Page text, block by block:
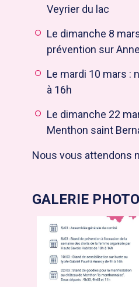
Veyrier du lac
Le dimanche 8
prévention sur
Le mardi 10 mars :
à 16h
Le dimanche 22
Menthon saint
Nous vous attendons
GALERIE